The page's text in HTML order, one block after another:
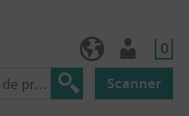
0
Scanner